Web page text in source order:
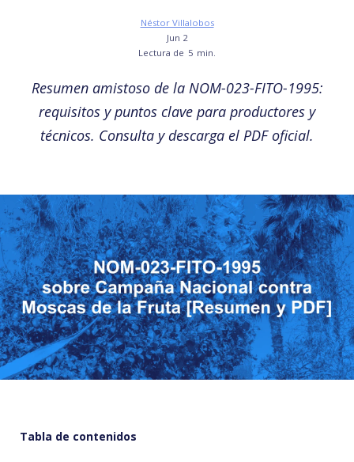
Néstor Villalobos
Jun 2
Lectura de 5 min.
Resumen amistoso de la NOM-023-FITO-1995:
requisitos y puntos clave para productores y
técnicos. Consulta y descarga el PDF oficial.
Tabla de contenidos